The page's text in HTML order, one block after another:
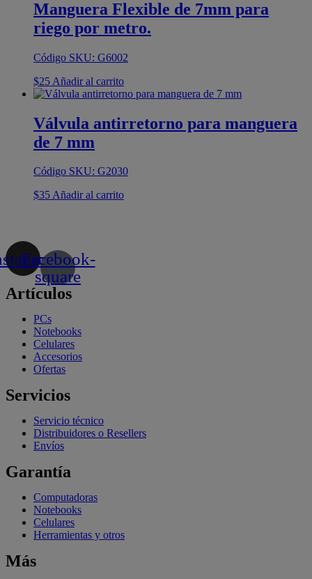
Manguera Flexible de 7mm para
riego por metro.
Código SKU: G6002
$25 Añadir al carrito
Válvula antirretorno para manguera
de 7 mm
Código SKU: G2030
$35Añadir al carrito
Facebook-
square
Artículos
PCs
Notebooks
Celulares
Accesorios
Ofertas
Servicios
Servicio técnico
Distribuidores o Resellers
Envíos
Garantía
Computadoras
Notebooks
Celulares
Herramientas y otros
Más